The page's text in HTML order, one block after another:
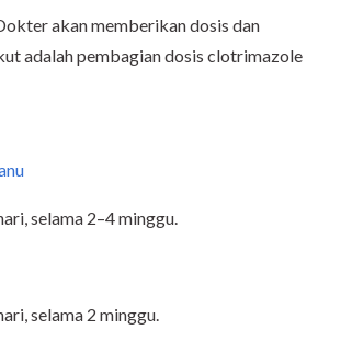
akan memberikan dosis dan
adalah pembagian dosis clotrimazole
selama 2–4 minggu.
selama 2 minggu.